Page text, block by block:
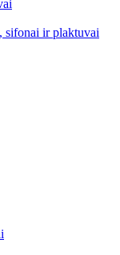
sifonai ir plaktuvai